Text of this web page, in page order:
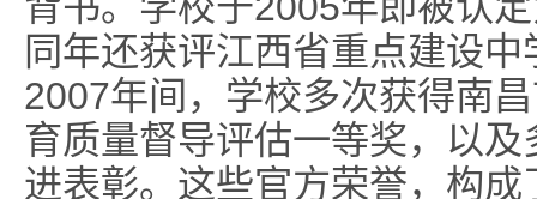
同年还获评江西省重点建设
2007年间，学校多次获得南
育质量督导评估一等奖，以
进表彰。这些官方荣誉，构